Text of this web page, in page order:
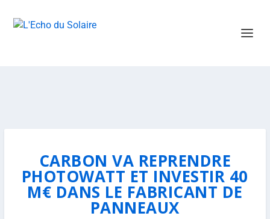
CARBON VA REPRENDRE
PHOTOWATT ET INVESTIR 40
M€ DANS LE FABRICANT DE
PANNEAUX